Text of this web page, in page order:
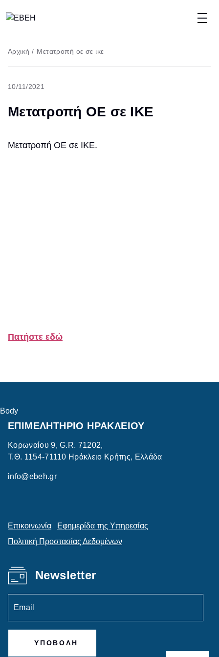
προς
κυρίως
περιεχόμενο
Breadcrumb
Αρχική / Μετατροπή οε σε ικε
10/11/2021
Μετατροπή ΟΕ σε ΙΚΕ
Μετατροπή ΟΕ σε ΙΚΕ.
Πατήστε εδώ
Body
ΕΠΙΜΕΛΗΤΗΡΙΟ ΗΡΑΚΛΕΙΟΥ
Κορωναίου 9, G.R. 71202,
Τ.Θ. 1154-71110 Ηράκλειο Κρήτης, Ελλάδα
info@ebeh.gr
Επικοινωνία
Εφημερίδα της Υπηρεσίας
Πολιτική Προστασίας Δεδομένων
Newsletter